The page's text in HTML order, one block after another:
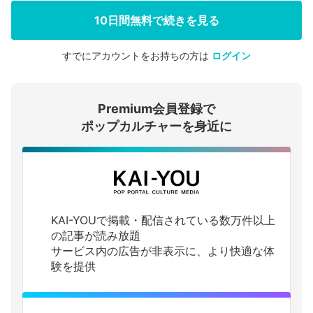
会員登録する
ログインする
10日間無料で続きを見る
すでにアカウントをお持ちの方は ログイン
Premium会員登録で
ポップカルチャーを身近に
KAI-YOUで掲載・配信されている数万件以上
の記事が読み放題
サービス内の広告が非表示に、より快適な体
験を提供